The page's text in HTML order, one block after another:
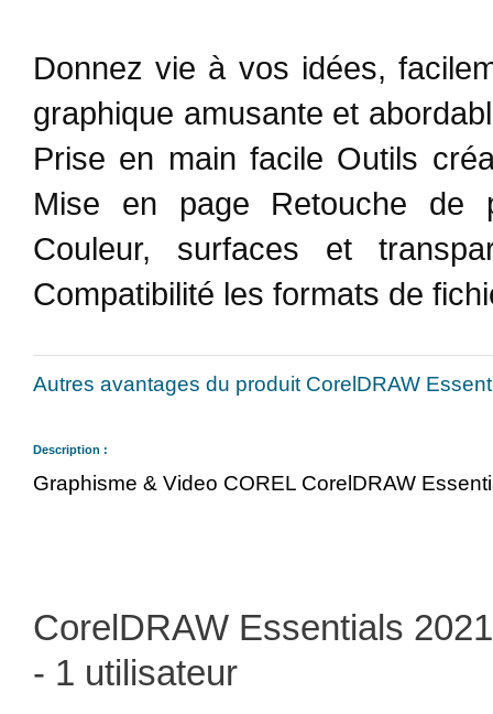
Donnez vie à vos idées,
graphique amusante et
Prise en main facile Outils
Mise en page Retouche de
Couleur, surfaces et
Compatibilité les formats de
Autres avantages du produit CorelDRAW
Description :
Graphisme & Video COREL CorelDRAW
CorelDRAW Essentials
- 1 utilisateur